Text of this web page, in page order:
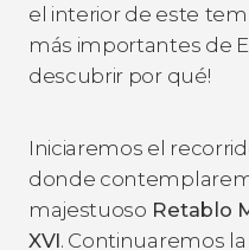
el interior de este
más importantes de
descubrir por qué!
Iniciaremos el
donde
majestuoso Retablo
XVI. Continuaremos la